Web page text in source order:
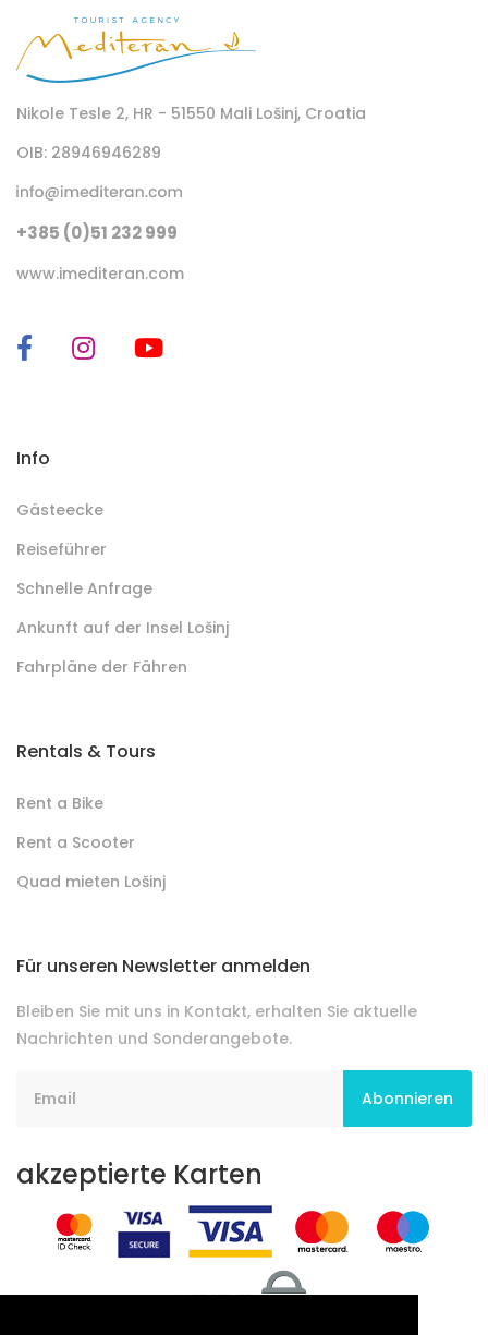
Nikole Tesle 2, HR - 51550 Mali Lošinj, Croatia
OIB: 28946946289
+385 (0)51 232 999
www.imediteran.com
Info
Gästeecke
Reiseführer
Schnelle Anfrage
Ankunft auf der Insel Lošinj
Fahrpläne der Fähren
Rentals & Tours
Rent a Bike
Rent a Scooter
Quad mieten Lošinj
Für unseren Newsletter anmelden
Bleiben Sie mit uns in Kontakt, erhalten Sie aktuelle
Nachrichten und Sonderangebote.
Abonnieren
akzeptierte Karten